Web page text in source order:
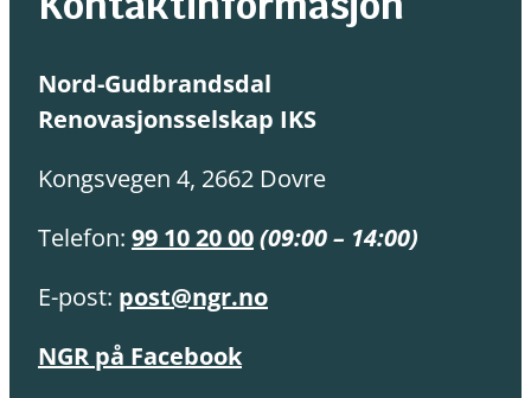
Nord-Gudbrandsdal
Renovasjonsselskap IKS
Kongsvegen 4, 2662 Dovre
Telefon: 99 10 20 00(09:00 – 14:00)
E-post: post@ngr.no
NGR på Facebook